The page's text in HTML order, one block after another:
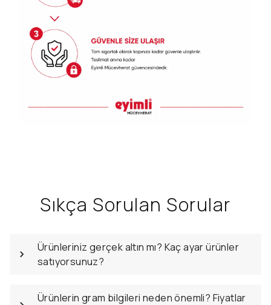
Sıkça Sorulan Sorular
Ürünleriniz gerçek altın mı? Kaç ayar ürünler
satıyorsunuz?
Ürünlerin gram bilgileri neden önemli? Fiyatlar